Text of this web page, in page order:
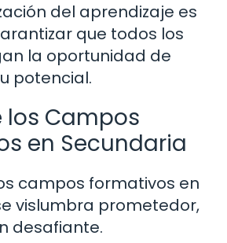
del aprendizaje es
que todos los
la oportunidad de
potencial.
los Campos
en Secundaria
campos formativos en
vislumbra prometedor,
desafiante.